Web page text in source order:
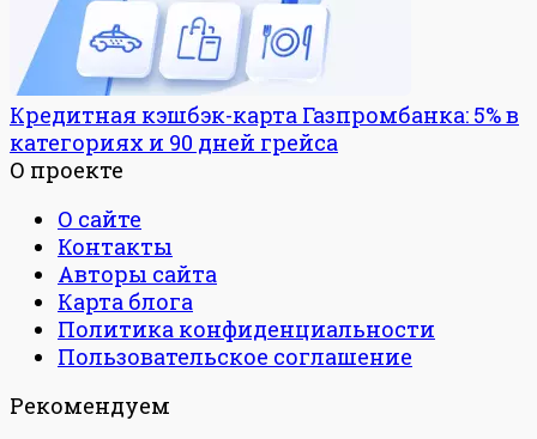
Кредитная кэшбэк-карта Газпромбанка: 5% в
категориях и 90 дней грейса
О проекте
О сайте
Контакты
Авторы сайта
Карта блога
Политика конфиденциальности
Пользовательское соглашение
Рекомендуем